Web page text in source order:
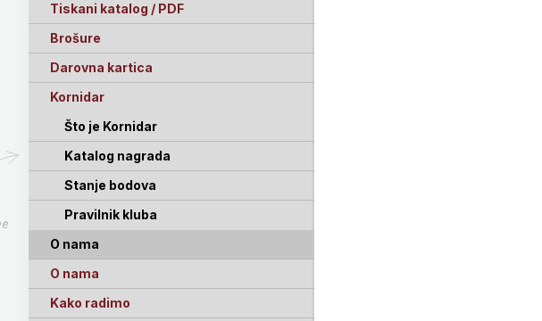
Tiskani katalog / PDF
Brošure
Darovna kartica
Kornidar
Što je Kornidar
Katalog nagrada
Stanje bodova
Pravilnik kluba
O nama
O nama
Kako radimo